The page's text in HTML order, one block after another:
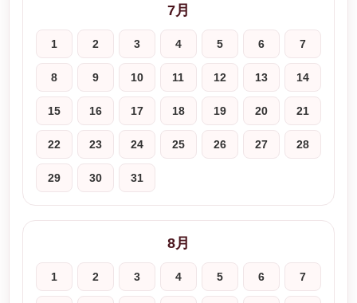
7月
1 2 3 4 5 6 7
8 9 10 11 12 13 14
15 16 17 18 19 20 21
22 23 24 25 26 27 28
29 30 31
8月
1 2 3 4 5 6 7